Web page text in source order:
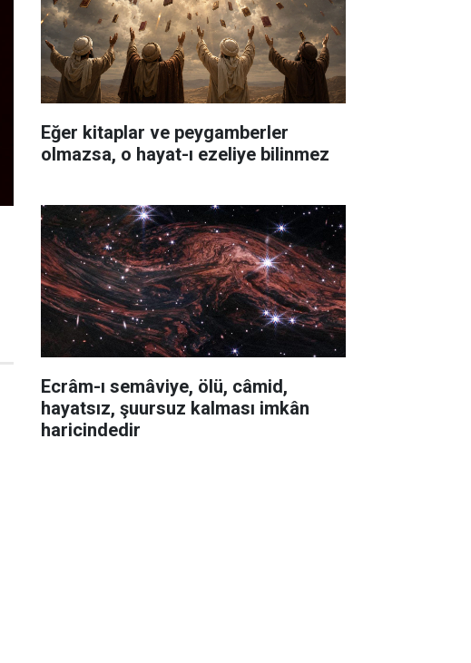
Eğer kitaplar ve peygamberler
olmazsa, o hayat-ı ezeliye bilinmez
Ecrâm-ı semâviye, ölü, câmid,
hayatsız, şuursuz kalması imkân
haricindedir